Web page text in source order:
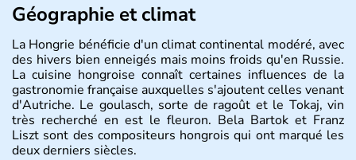
Géographie et climat
La Hongrie bénéficie d'un climat continental modéré, avec
des hivers bien enneigés mais moins froids qu'en Russie.
La cuisine hongroise connaît certaines influences de la
gastronomie française auxquelles s'ajoutent celles venant
d'Autriche. Le goulasch, sorte de ragoût et le Tokaj, vin
très recherché en est le fleuron. Bela Bartok et Franz
Liszt sont des compositeurs hongrois qui ont marqué les
deux derniers siècles.